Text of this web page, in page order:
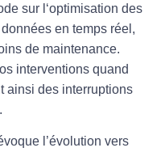
sur l‘optimisation des
en temps réel,
de maintenance.
interventions quand
ainsi des interruptions
l’évolution vers